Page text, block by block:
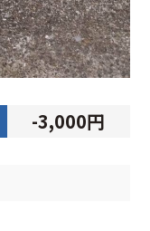
-3,000円